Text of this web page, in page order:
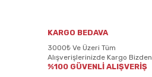
KARGO BEDAVA
3000₺ Ve Üzeri Tüm
Alışverişlerinizde Kargo Bizden
%100 GÜVENLİ ALIŞVERİŞ